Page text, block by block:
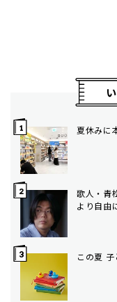
夏休みに
歌人・青
より自由
この夏